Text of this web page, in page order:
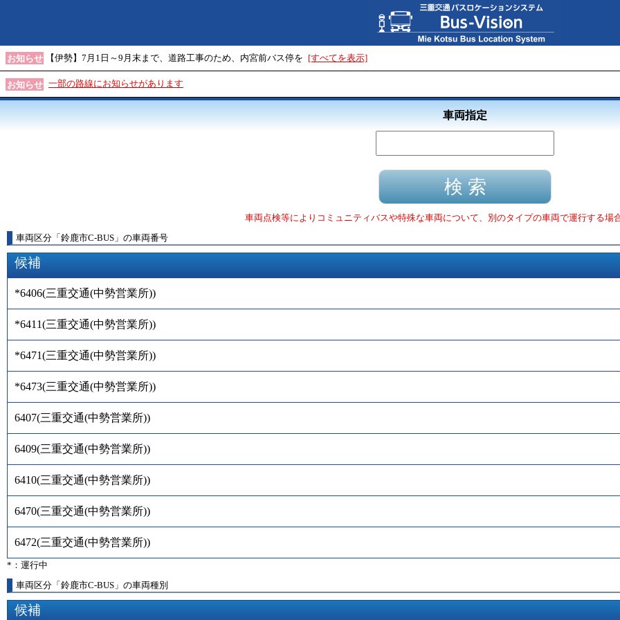
お知らせ 【伊勢】7月1日～9月末まで、道路工事のため、内宮前バス停を [すべてを表示]
お知らせ 一部の路線にお知らせがあります
車両指定
車両点検等によりコミュニティバスや特殊な車両について、別のタイプの車両で運行する場
車両区分 「 鈴鹿市C-BUS 」 の車両番号
候補
*6406(三重交通(中勢営業所))
*6411(三重交通(中勢営業所))
*6471(三重交通(中勢営業所))
*6473(三重交通(中勢営業所))
6407(三重交通(中勢営業所))
6409(三重交通(中勢営業所))
6410(三重交通(中勢営業所))
6470(三重交通(中勢営業所))
6472(三重交通(中勢営業所))
*：運行中
車両区分「鈴鹿市C-BUS」の車両種別
候補